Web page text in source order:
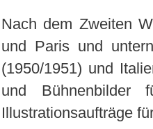
Nach dem Zweiten
und Paris und
(1950/1951) und
und Bühnenbilder
Illustrationsaufträge